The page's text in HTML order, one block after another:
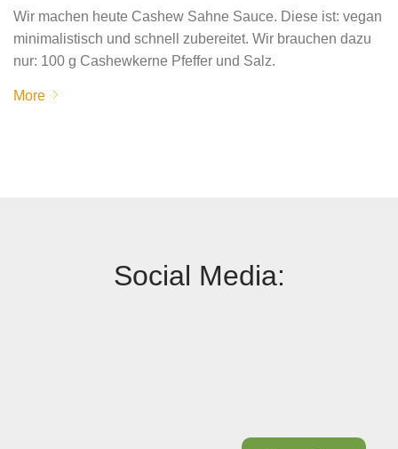
Wir machen heute Cashew Sahne Sauce. Diese ist: vegan
minimalistisch und schnell zubereitet. Wir brauchen dazu
nur: 100 g Cashewkerne Pfeffer und Salz.
More
Social Media: